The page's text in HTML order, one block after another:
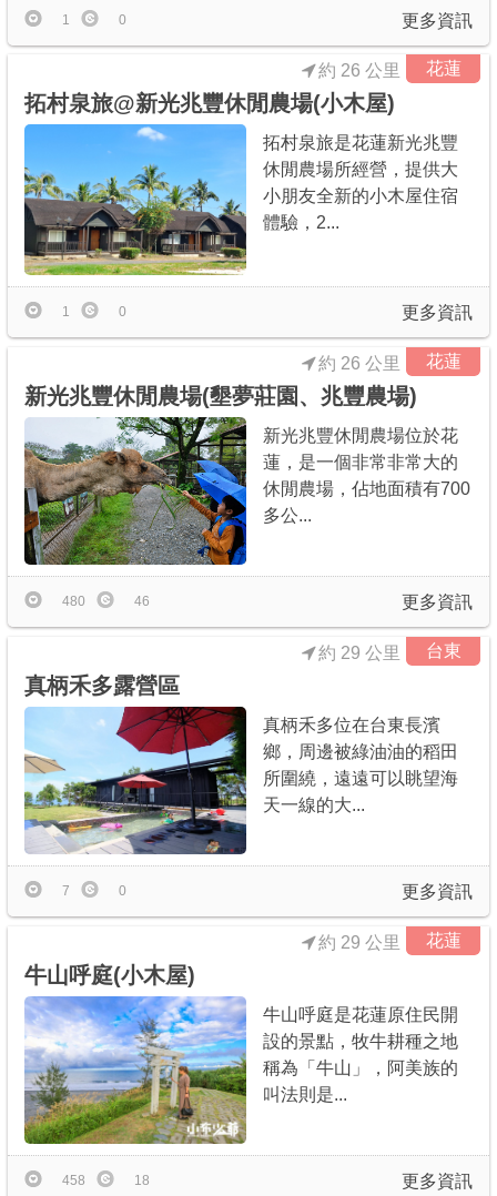
更多資訊
1 0
花蓮
拓村泉旅@新光兆豐休閒農場(小木屋)
約 26 公里
拓村泉旅是花蓮新光兆豐
休閒農場所經營，提供大
小朋友全新的小木屋住宿
體驗，2...
更多資訊
1 0
花蓮
新光兆豐休閒農場(墾夢莊園、兆豐農場)
約 26 公里
新光兆豐休閒農場位於花
蓮，是一個非常非常大的
休閒農場，佔地面積有700
多公...
更多資訊
480 46
台東
真柄禾多露營區
約 29 公里
真柄禾多位在台東長濱
鄉，周邊被綠油油的稻田
所圍繞，遠遠可以眺望海
天一線的大...
更多資訊
7 0
花蓮
牛山呼庭(小木屋)
約 29 公里
牛山呼庭是花蓮原住民開
設的景點，牧牛耕種之地
稱為「牛山」，阿美族的
叫法則是...
更多資訊
458 18